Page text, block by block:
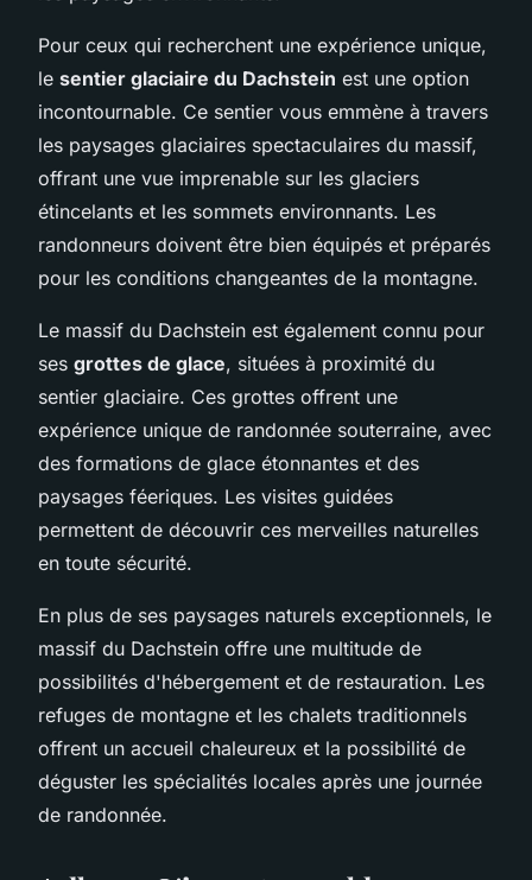
Pour ceux qui recherchent une expérience unique,
le sentier glaciaire du Dachstein est une option
incontournable. Ce sentier vous emmène à travers
les paysages glaciaires spectaculaires du massif,
offrant une vue imprenable sur les glaciers
étincelants et les sommets environnants. Les
randonneurs doivent être bien équipés et préparés
pour les conditions changeantes de la montagne.
Le massif du Dachstein est également connu pour
ses grottes de glace, situées à proximité du
sentier glaciaire. Ces grottes offrent une
expérience unique de randonnée souterraine, avec
des formations de glace étonnantes et des
paysages féeriques. Les visites guidées
permettent de découvrir ces merveilles naturelles
en toute sécurité.
En plus de ses paysages naturels exceptionnels, le
massif du Dachstein offre une multitude de
possibilités d'hébergement et de restauration. Les
refuges de montagne et les chalets traditionnels
offrent un accueil chaleureux et la possibilité de
déguster les spécialités locales après une journée
de randonnée.